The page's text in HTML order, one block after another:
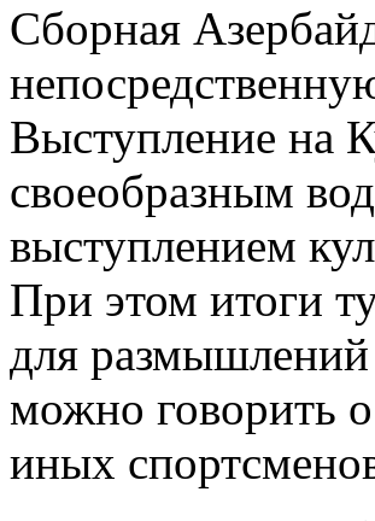
Сборная
Выступление на
своеобразным
выступлением
При этом итоги
для
можно говорить
иных